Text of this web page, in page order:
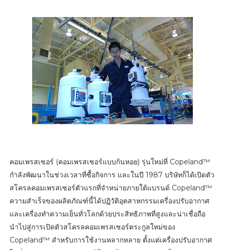
คอมเพรสเซอร์ (คอมเพรสเซอร์แบบก้นหอย) รุ่นใหม่ที่ Copeland™
กำลังพัฒนาในช่วงเวลาที่ซื้อกิจการ และในปี 1987 บริษัทก็ได้เปิดตัว
สโครลคอมเพรสเซอร์ตัวแรกที่จำหน่ายภายใต้แบรนด์ Copeland™
ความสำเร็จของผลิตภัณฑ์นี้ได้ปฏิวัติอุตสาหกรรมเครื่องปรับอากาศ
และเครื่องทำความเย็นทั่วโลกด้วยประสิทธิภาพที่สูงและน่าเชื่อถือ
นำไปสู่การเปิดตัวสโครลคอมเพรสเซอร์ตระกูลใหม่ของ
Copeland™ สำหรับการใช้งานหลากหลาย ตั้งแต่เครื่องปรับอากาศ